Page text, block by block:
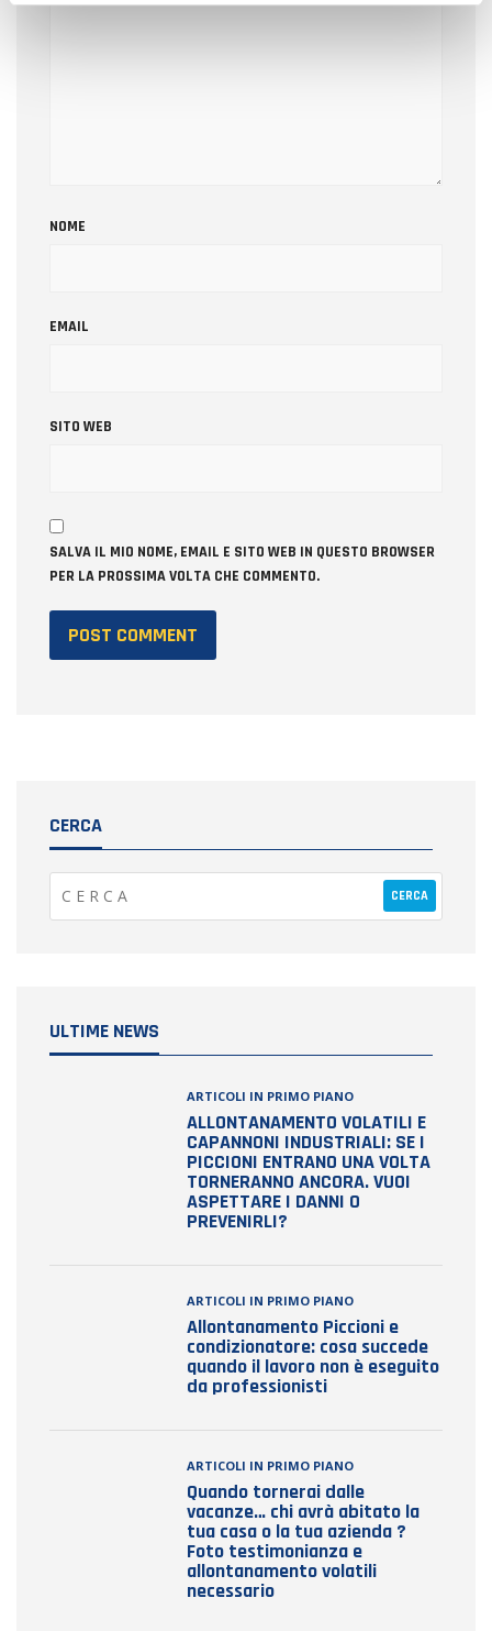
NOME
EMAIL
SITO WEB
SALVA IL MIO NOME, EMAIL E SITO WEB IN QUESTO BROWSER
PER LA PROSSIMA VOLTA CHE COMMENTO.
CERCA
ULTIME NEWS
ARTICOLI IN PRIMO PIANO
ALLONTANAMENTO VOLATILI E
CAPANNONI INDUSTRIALI: SE I
PICCIONI ENTRANO UNA VOLTA
TORNERANNO ANCORA. VUOI
ASPETTARE I DANNI O
PREVENIRLI?
ARTICOLI IN PRIMO PIANO
Allontanamento Piccioni e
condizionatore: cosa succede
quando il lavoro non è eseguito
da professionisti
ARTICOLI IN PRIMO PIANO
Quando tornerai dalle
vacanze… chi avrà abitato la
tua casa o la tua azienda ?
Foto testimonianza e
allontanamento volatili
necessario